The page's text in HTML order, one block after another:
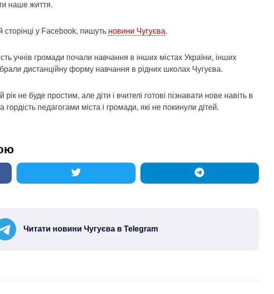
наше життя.
у Facebook, пишуть новини Чугуєва.
учнів громади почали навчання в інших містах України, інших
дистанційну форму навчання в рідних школах Чугуєва.
не буде простим, але діти і вчителі готові пізнавати нове навіть в
педагогами міста і громади, які не покинули дітей.
Читати новини Чугуєва в Telegram